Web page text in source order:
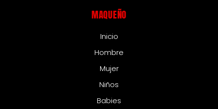
MAQUEÑO
Inicio
Hombre
Mujer
Niños
Babies